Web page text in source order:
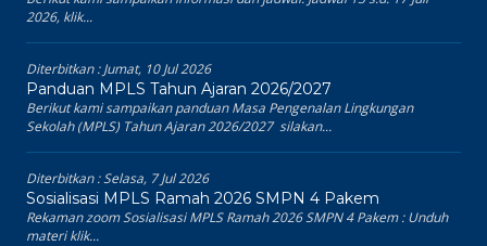
2026, klik...
Diterbitkan :Jumat, 10 Jul 2026
Panduan MPLS Tahun Ajaran 2026/2027
Berikut kami sampaikan panduan Masa Pengenalan Lingkungan
Sekolah (MPLS) Tahun Ajaran 2026/2027 silakan...
Diterbitkan :Selasa, 7 Jul 2026
Sosialisasi MPLS Ramah 2026 SMPN 4 Pakem
Rekaman zoom Sosialisasi MPLS Ramah 2026 SMPN 4 Pakem : Unduh
materi klik...